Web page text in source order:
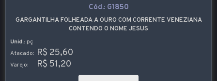
Cód.: G1850
GARGANTILHA FOLHEADA A OURO COM CORRENTE VENEZIANA
CONTENDO O NOME JESUS
Unid.: pç
Atacado: R$ 25,60
Varejo: R$ 51,20